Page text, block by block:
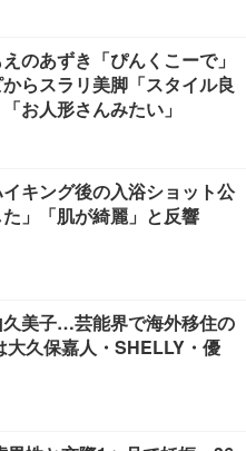
のあずき「ぴんくこーで」
らスラリ美脚「スタイル良
お人形さんみたい」
キング後の入浴ショット公
」「肌が綺麗」と反響
美子…芸能界で海外移住の
大久保嘉人・SHELLY・優